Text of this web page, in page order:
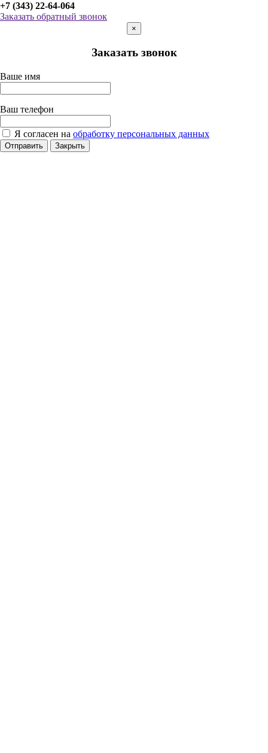
+7 (343) 22-64-064
Заказать обратный звонок
×
Заказать звонок
Ваше имя
Ваш телефон
Я согласен на обработку персональных данных
Отправить Закрыть